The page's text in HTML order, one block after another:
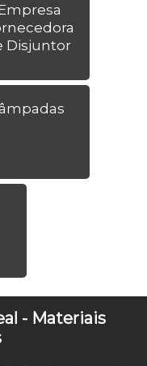
Disjuntor
- Materiais